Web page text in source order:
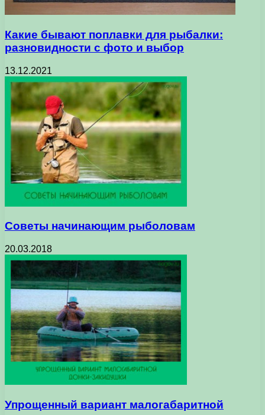
Какие бывают поплавки для рыбалки:
разновидности с фото и выбор
13.12.2021
Советы начинающим рыболовам
20.03.2018
Упрощенный вариант малогабаритной